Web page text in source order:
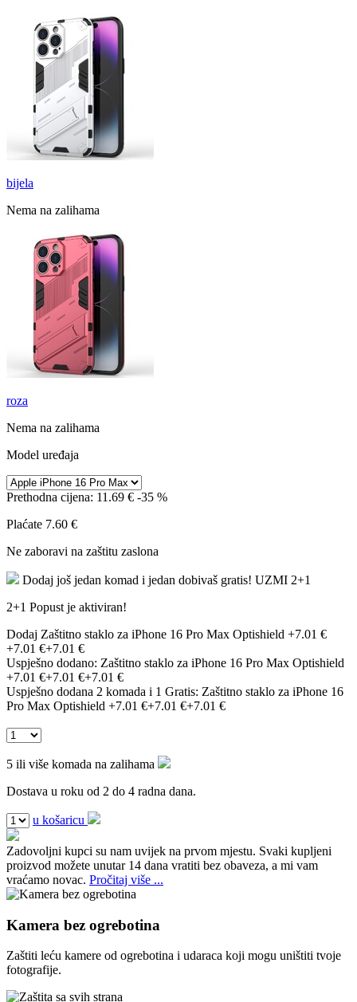
bijela
Nema na zalihama
roza
Nema na zalihama
Model uređaja
Prethodna cijena: 11.69 € -35 %
Plaćate 7.60 €
Ne zaboravi na zaštitu zaslona
Dodaj još jedan komad i jedan dobivaš gratis! UZMI 2+1
2+1 Popust je aktiviran!
Dodaj Zaštitno staklo za iPhone 16 Pro Max Optishield +7.01 €
+7.01 €+7.01 €
Uspješno dodano: Zaštitno staklo za iPhone 16 Pro Max Optishield
+7.01 €+7.01 €+7.01 €
Uspješno dodana 2 komada i 1 Gratis: Zaštitno staklo za iPhone 16
Pro Max Optishield +7.01 €+7.01 €+7.01 €
5 ili više komada na zalihama
Dostava u roku od 2 do 4 radna dana.
u košaricu
Zadovoljni kupci su nam uvijek na prvom mjestu. Svaki kupljeni
proizvod možete unutar 14 dana vratiti bez obaveza, a mi vam
vraćamo novac. Pročitaj više ...
Kamera bez ogrebotina
Zaštiti leću kamere od ogrebotina i udaraca koji mogu uništiti tvoje
fotografije.